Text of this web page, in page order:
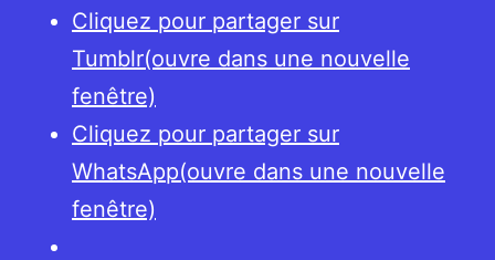
Cliquez pour partager sur
Tumblr(ouvre dans une nouvelle
fenêtre)
Cliquez pour partager sur
WhatsApp(ouvre dans une nouvelle
fenêtre)